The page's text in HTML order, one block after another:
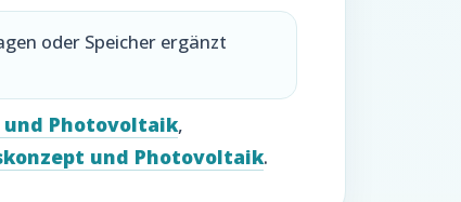
oder Speicher ergänzt
und Photovoltaik,
und Photovoltaik.